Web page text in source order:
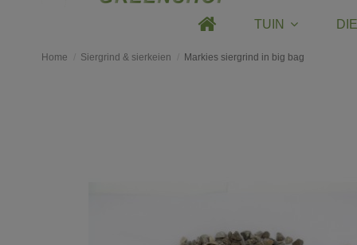
TUIN
Home Siergrind & sierkeien Markies siergrind in big bag